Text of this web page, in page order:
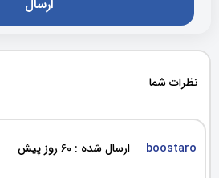
نظرات شما
boostaro ارسال شده : 60 روز پیش